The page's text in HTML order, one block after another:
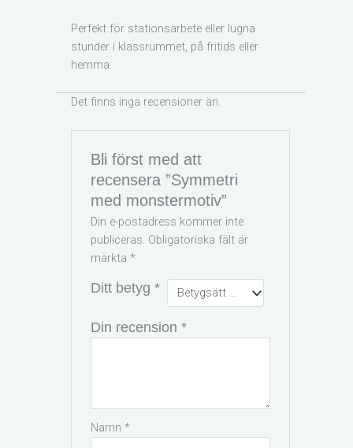
Perfekt för stationsarbete eller lugna
stunder i klassrummet, på fritids eller
hemma.
Det finns inga recensioner än.
Bli först med att
recensera ”Symmetri
med monstermotiv”
Din e-postadress kommer inte
publiceras. Obligatoriska fält är
märkta*
Ditt betyg*
Din recension*
Namn*